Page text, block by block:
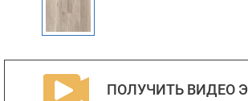
ПОЛУЧИТЬ ВИДЕО